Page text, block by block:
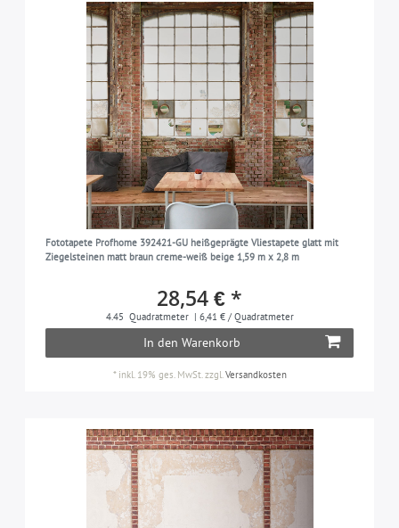
Fototapete Profhome 392421-GU heißgeprägte Vliestapete glatt mit
Ziegelsteinen matt braun creme-weiß beige 1,59 m x 2,8 m
28,54 € *
4.45 Quadratmeter | 6,41 € / Quadratmeter
In den Warenkorb
* inkl. 19% ges. MwSt.zzgl.Versandkosten